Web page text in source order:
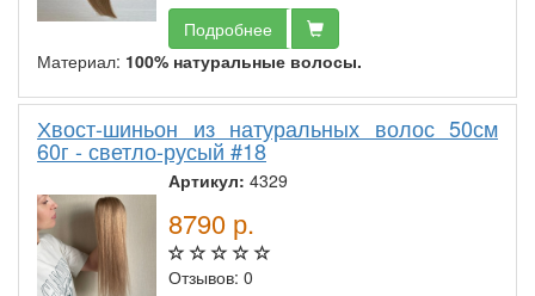
Подробнее
Материал: 100% натуральные волосы.
Хвост-шиньон из натуральных волос 50см
60г - светло-русый #18
Артикул: 4329
8790 р.
Отзывов: 0